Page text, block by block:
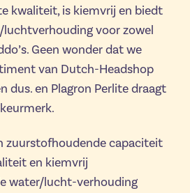
kwaliteit, is kiemvrij en biedt
voor zowel
Geen wonder dat we
van Dutch-Headshop
dus. en Plagron Perlite draagt
zuurstofhoudende capaciteit
en kiemvrij
water/lucht-verhouding